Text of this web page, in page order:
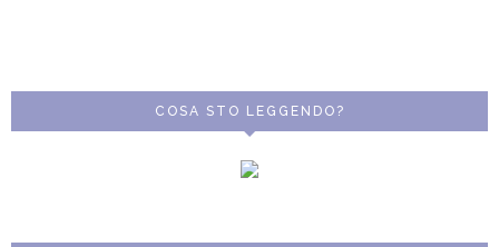
COSA STO LEGGENDO?